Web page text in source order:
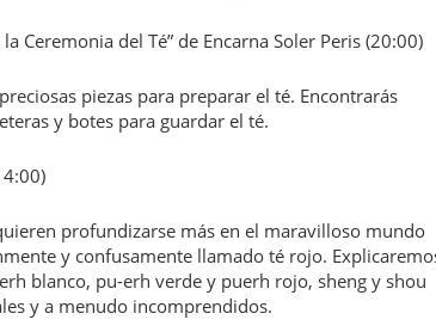
Ceremonia del Té” de Encarna Soler Peris (20:00)
piezas para preparar el té. Encontrarás
y botes para guardar el té.
profundizarse más en el maravilloso mundo
y confusamente llamado té rojo.
blanco, pu-erh verde y puerh rojo, sheng y shou
y a menudo incomprendidos.